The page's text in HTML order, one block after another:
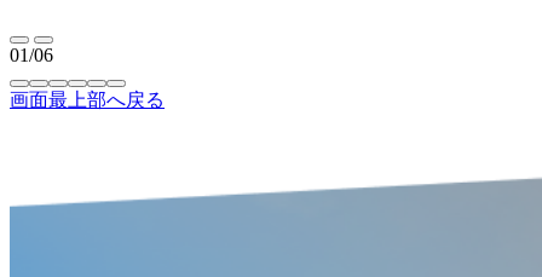
01/06
画面最上部へ戻る